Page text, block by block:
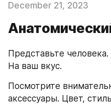
December 21, 2023
Представьте
На ваш вкус.
Посмотрите
аксессуары. Цвет,